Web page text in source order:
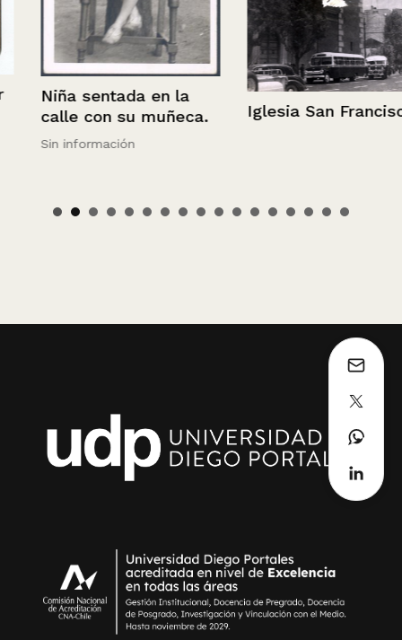
Niña sentada en la
calle con su muñeca.
Sin información
Iglesia San Francisco.